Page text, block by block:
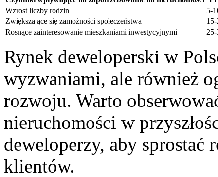
Wzrost ⁣liczby rodzin
5-
Zwiększające się zamożności społeczeństwa
Rosnące zainteresowanie mieszkaniami inwestycyjnymi
Rynek ⁤deweloperski w
wyzwaniami, ale również⁣
rozwoju. Warto
nieruchomości w
⁤deweloperzy, aby ‌sprostać⁣
klientów.